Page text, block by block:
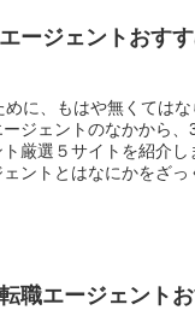
ージェントおす
に、もはや無くては
ジェントのなかから、
厳選５サイトを紹介
ントとはなにかをざっ
職エージェント